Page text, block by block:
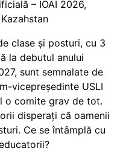
– IOAI 2026,
clase și posturi, cu 3
la debutul anului
sunt semnalate de
vicepreședinte USLI
o comite grav de tot.
disperați că oamenii
Ce se întâmplă cu